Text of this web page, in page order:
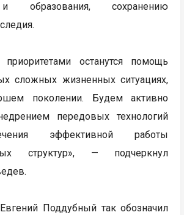
образования, сохранению
останутся помощь
сложных жизненных ситуациях,
поколении. Будем активно
передовых технологий
эффективной работы
структур», — подчеркнул
Поддубный так обозначил